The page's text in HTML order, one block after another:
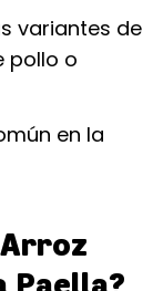
variantes de
pollo o
en la
Arroz